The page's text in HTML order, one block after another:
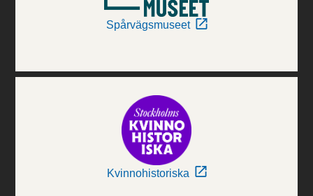
Spårvägsmuseet
Kvinnohistoriska